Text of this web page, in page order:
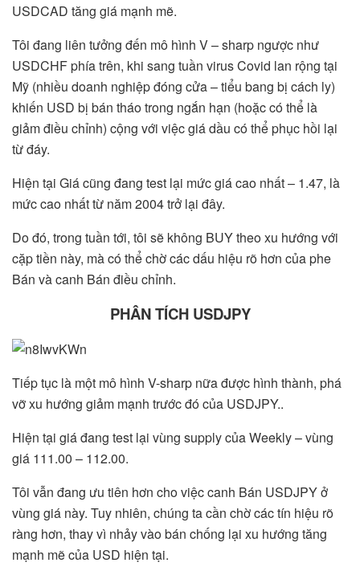
USDCAD tăng giá mạnh mẽ.
Tôi đang liên tưởng đến mô hình V – sharp ngược như
USDCHF phía trên, khi sang tuần virus Covid lan rộng tại
Mỹ (nhiều doanh nghiệp đóng cửa – tiểu bang bị cách ly)
khiến USD bị bán tháo trong ngắn hạn (hoặc có thể là
giảm điều chỉnh) cộng với việc giá dầu có thể phục hồi lại
từ đáy.
Hiện tại Giá cũng đang test lại mức giá cao nhất – 1.47, là
mức cao nhất từ năm 2004 trở lại đây.
Do đó, trong tuần tới, tôi sẽ không BUY theo xu hướng với
cặp tiền này, mà có thể chờ các dấu hiệu rõ hơn của phe
Bán và canh Bán điều chỉnh.
PHÂN TÍCH USDJPY
Tiếp tục là một mô hình V-sharp nữa được hình thành, phá
vỡ xu hướng giảm mạnh trước đó của USDJPY..
Hiện tại giá đang test lại vùng supply của Weekly – vùng
giá 111.00 – 112.00.
Tôi vẫn đang ưu tiên hơn cho việc canh Bán USDJPY ở
vùng giá này. Tuy nhiên, chúng ta cần chờ các tín hiệu rõ
ràng hơn, thay vì nhảy vào bán chống lại xu hướng tăng
mạnh mẽ của USD hiện tại.